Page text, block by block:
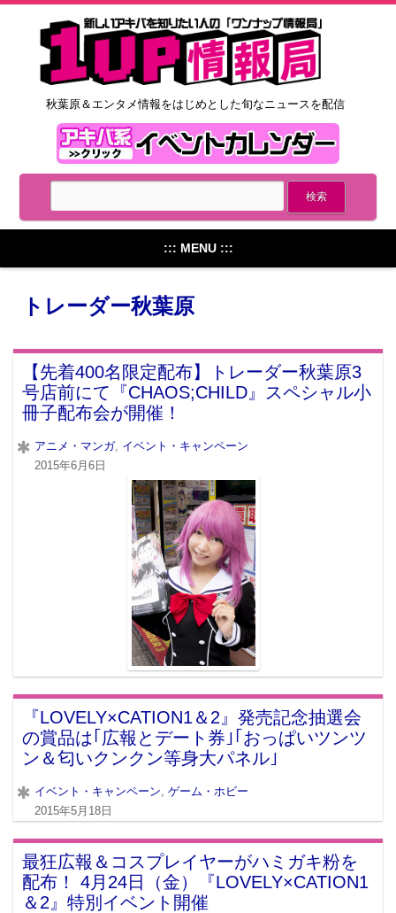
秋葉原＆エンタメ情報をはじめとした旬なニュースを配信
::: MENU :::
トレーダー秋葉原
【先着400名限定配布】トレーダー秋葉原3
号店前にて『CHAOS;CHILD』スペシャル小
冊子配布会が開催！
アニメ・マンガ, イベント・キャンペーン
2015年6月6日
『LOVELY×CATION1＆2』発売記念抽選会
の賞品は｢広報とデート券｣｢おっぱいツンツ
ン＆匂いクンクン等身大パネル｣
イベント・キャンペーン ゲーム・ホビー
2015年5月18日
最狂広報＆コスプレイヤーがハミガキ粉を
配布！ 4月24日（金）『LOVELY×CATION1
＆2』特別イベント開催